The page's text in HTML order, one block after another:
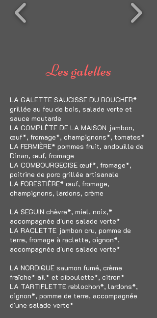
Les galettes
LA GALETTE SAUCISSE DU BOUCHER*
grillée au feu de bois, salade verte et
sauce moutarde
LA COMPLÈTE DE LA MAISON jambon,
œuf*, fromage*, champignons*, tomates*
LA FERMIÈRE* pommes fruit, andouille de
Dinan, œuf, fromage
LA COMBOURGEOISE œuf*, fromage*,
poitrine de porc grillée artisanale
LA FORESTIÈRE* œuf, fromage,
champignons, lardons, crème
LA SEGUIN chèvre*, miel, noix,*
accompagnée d'une salade verte*
LA RACLETTE jambon cru, pomme de
terre, fromage à raclette, oignon*,
accompagnée d'une salade verte*
LA NORDIQUE saumon fumé, crème
fraîche* ail* et ciboulette*, citron*
LA TARTIFLETTE reblochon*, lardons*,
oignon*, pomme de terre, accompagnée
d'une salade verte*